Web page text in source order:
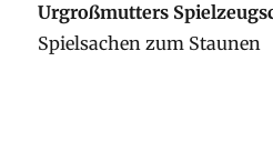
Urgroßmutters
Spielsachen zum Staunen